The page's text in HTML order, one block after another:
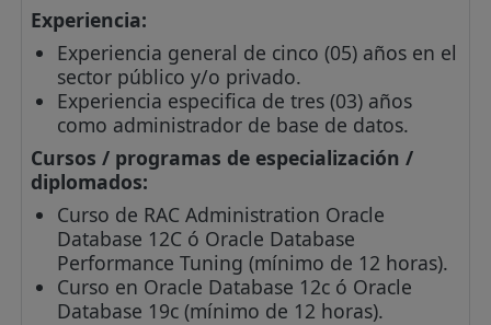
Experiencia:
Experiencia general de cinco (05) años en el
sector público y/o privado.
Experiencia especifica de tres (03) años
como administrador de base de datos.
Cursos / programas de especialización /
diplomados:
Curso de RAC Administration Oracle
Database 12C ó Oracle Database
Performance Tuning (mínimo de 12 horas).
Curso en Oracle Database 12c ó Oracle
Database 19c (mínimo de 12 horas).